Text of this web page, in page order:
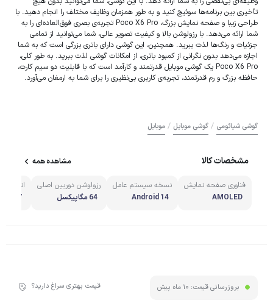
تأخیری بین برنامه‌ها سوئیچ کنید و به طور همزمان وظایف مختلف را انجام دهید. با
طراحی زیبا و صفحه نمایش بزرگ، Poco X6 Pro تجربه‌ی بصری فوق‌العاده‌ای را به
شما ارائه می‌دهد. با رزولوشن بالا و کیفیت تصویر عالی، شما می‌توانید از تمامی
جزئیات و رنگ‌ها لذت ببرید. همچنین، این گوشی دارای باتری بزرگی است که به شما
اجازه می‌دهد بدون نگرانی از کمبود باتری، از امکانات گوشی لذت ببرید. به طور کلی،
Poco X6 Pro یک گوشی موبایل قدرتمند و کارآمد است که با قابلیت دو سیم کارت،
حافظه بزرگ و رم قدرتمند، تجربه‌ی کاربری بی‌نظیری را برای شما به ارمغان می‌آورد.
گوشی شیائومی / گوشی موبایل / موبایل
مشخصات کالا مشاهده همه
فناوری صفحه‌ نمایش
AMOLED
نسخه سیستم عامل
Android 14
رزولوشن دوربین اصلی
64 مگاپیکسل
اندازه
6.67
بروزرسانی قیمت: 10 ماه پیش قیمت بهتری سراغ دارید؟